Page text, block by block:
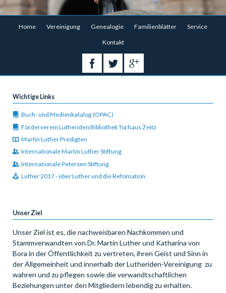
Navigation
Home Vereinigung Genealogie Familienblätter Service
Kontakt
Wichtige Links
Buch- und Medienkatalog (OPAC)
Förderverein Lutheriden Bibliothek Torhaus Zeitz
Martin Luther Predigten
Internationale Martin Luther Stiftung
Internationale Petersen Stiftung
Luther 2017 - über Luther und die Refomation
Unser Ziel
Unser Ziel ist es, die nachweisbaren Nachkommen und
Stammverwandten von Dr. Martin Luther und Katharina von
Bora in der Öffentlichkeit zu vertreten, ihren Geist und Sinn in
der Allgemeinheit und innerhalb der Lutheriden-Vereinigung zu
wahren und zu pflegen sowie die verwandtschaftlichen
Beziehungen unter den Mitgliedern lebendig zu erhalten.